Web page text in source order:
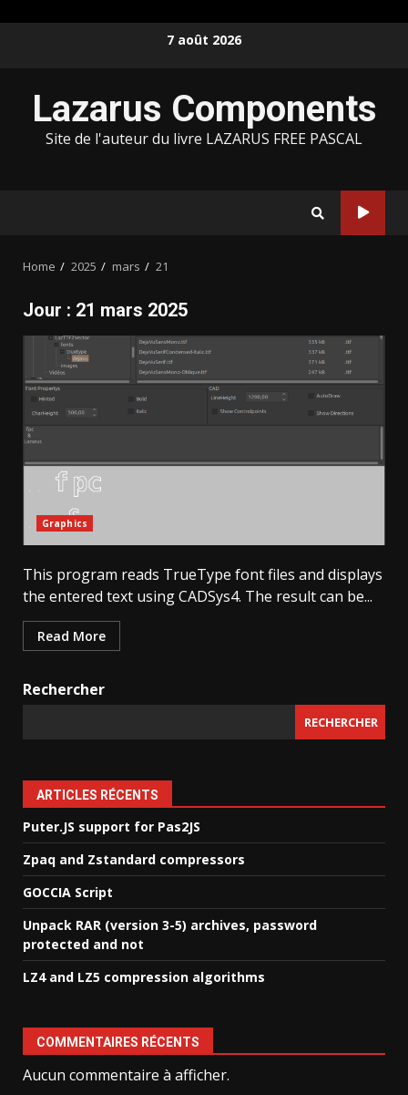
7 août 2026
Lazarus Components
Site de l'auteur du livre LAZARUS FREE PASCAL
Home 2025 mars 21
Jour : 21 mars 2025
Graphics
This program reads TrueType font files and displays
the entered text using CADSys4. The result can be...
Read More
Rechercher
RECHERCHER
ARTICLES RÉCENTS
Puter.JS support for Pas2JS
Zpaq and Zstandard compressors
GOCCIA Script
Unpack RAR (version 3-5) archives, password
protected and not
LZ4 and LZ5 compression algorithms
COMMENTAIRES RÉCENTS
Aucun commentaire à afficher.